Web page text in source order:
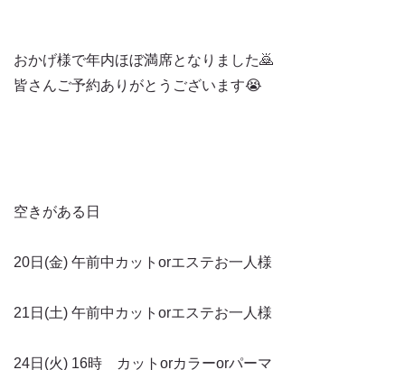
おかげ様で年内ほぼ満席となりました🙇
皆さんご予約ありがとうございます😭
空きがある日
20日(金) 午前中カットorエステお一人様
21日(土) 午前中カットorエステお一人様
24日(火) 16時 カットorカラーorパーマ